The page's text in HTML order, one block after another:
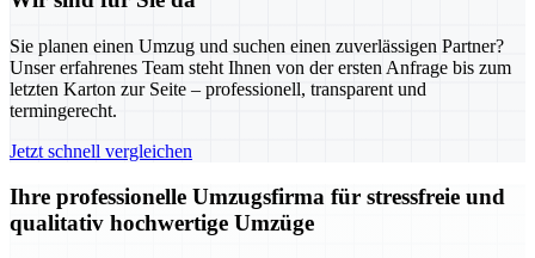
Sie planen einen Umzug und suchen einen zuverlässigen Partner?
Unser erfahrenes Team steht Ihnen von der ersten Anfrage bis zum
letzten Karton zur Seite – professionell, transparent und
termingerecht.
Jetzt schnell vergleichen
Ihre professionelle Umzugsfirma für stressfreie und
qualitativ hochwertige Umzüge